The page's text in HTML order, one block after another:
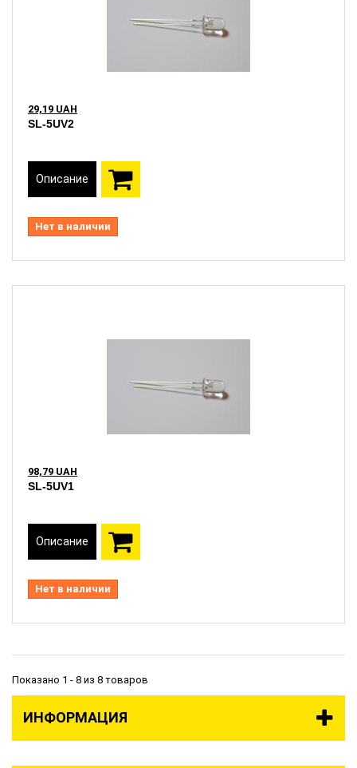
29,19 UAH
SL-5UV2
Описание
Нет в наличии
98,79 UAH
SL-5UV1
Описание
Нет в наличии
Показано 1 - 8 из 8 товаров
ИНФОРМАЦИЯ